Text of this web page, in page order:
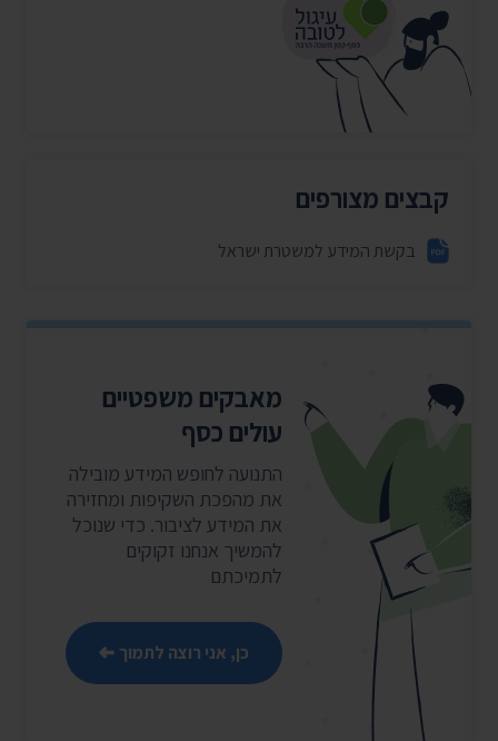
קבצים מצורפים
בקשת המידע למשטרת ישראל
מאבקים משפטיים
עולים כסף
התנועה לחופש המידע מובילה
את מהפכת השקיפות ומחזירה
את המידע לציבור. כדי שנוכל
להמשיך אנחנו זקוקים
לתמיכתם
כן, אני רוצה לתמוך